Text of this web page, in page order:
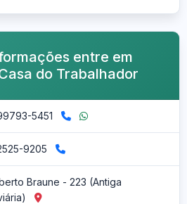
entre em
do Trabalhador
5451
9205
Braune - 223 (Antiga